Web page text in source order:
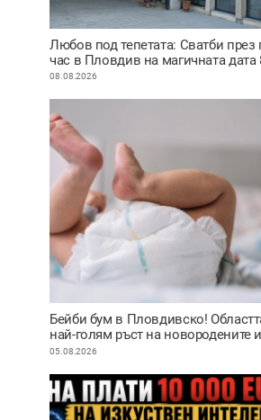
Любов под тепетата: Сватби
час в Пловдив на магичната дата
08.08.2026
Бейби бум в Пловдивско!
най-голям ръст на новородените
София
05.08.2026